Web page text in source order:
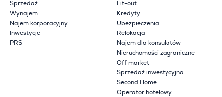
Sprzedaż
Wynajem
Najem korporacyjny
Inwestycje
PRS
Fit-out
Kredyty
Ubezpieczenia
Relokacja
Najem dla konsulatów
Nieruchomości zagraniczne
Off market
Sprzedaż inwestycyjna
Second Home
Operator hotelowy